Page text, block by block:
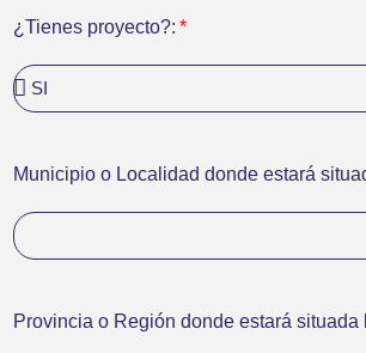
¿Tienes proyecto?:
Municipio o Localidad donde estará
Provincia o Región donde estará situada